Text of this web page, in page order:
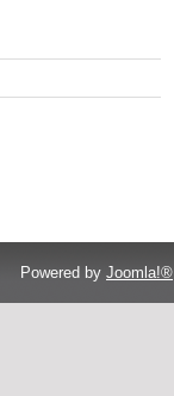
Powered by Joomla!®